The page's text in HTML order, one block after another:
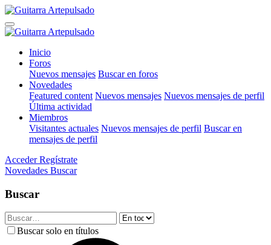
Inicio
Foros
Nuevos mensajes Buscar en foros
Novedades
Featured content Nuevos mensajes Nuevos mensajes de perfil
Última actividad
Miembros
Visitantes actuales Nuevos mensajes de perfil Buscar en
mensajes de perfil
Acceder Regístrate
Novedades Buscar
Buscar
Buscar solo en títulos